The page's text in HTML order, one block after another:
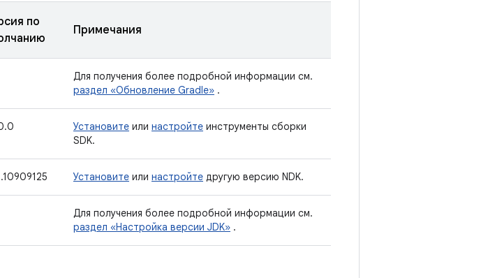
по
Примечания
Для получения более подробной информации см.
раздел «Обновление Gradle» .
Установите или настройте инструменты сборки
SDK.
Установите или настройте другую версию NDK.
Для получения более подробной информации см.
раздел «Настройка версии JDK» .